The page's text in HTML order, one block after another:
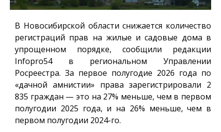
В Новосибирской области снижается количество
регистраций прав на жилые и садовые дома в
упрощенном порядке, сообщили редакции
Infopro54в региональном Управлении
Росреестра. За первое полугодие 2026 года по
«дачной амнистии» права зарегистрировали 2
835 граждан — это на 27% меньше, чем в первом
полугодии 2025 года, и на 26% меньше, чем в
первом полугодии 2024-го.